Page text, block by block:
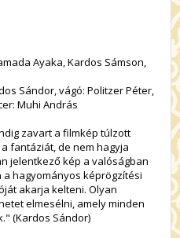
Ayaka, Kardos Sámson,
Sándor, vágó: Politzer Péter,
Muhi András
zavart a filmkép túlzott
fantáziát, de nem hagyja
jelentkező kép a valóságban
hagyományos képrögzítési
akarja kelteni. Olyan
elmesélni, amely minden
(Kardos Sándor)